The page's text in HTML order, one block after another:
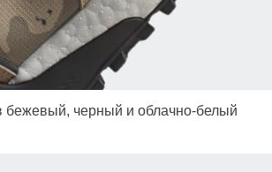
бежевый, черный и облачно-белый